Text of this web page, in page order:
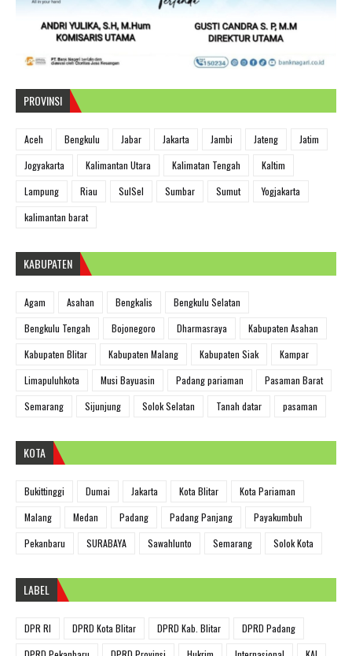
PROVINSI
Aceh Bengkulu Jabar Jakarta Jambi Jateng
Jatim
Jogyakarta
Kalimantan Utara Kalimatan Tengah
Kaltim
Lampung
Riau SulSel Sumbar Sumut
Yogjakarta
kalimantan barat
KABUPATEN
Agam Asahan Bengkalis
Bengkulu Selatan
Bengkulu Tengah
Bojonegoro Dharmasraya
Kabupaten Asahan
Kabupaten Blitar
Kabupaten Malang Kabupaten Siak
Kampar
Limapuluhkota
Musi Bayuasin Padang pariaman
Pasaman Barat
Semarang
Sijunjung Solok Selatan Tanah datar pasaman
KOTA
Bukittinggi Dumai Jakarta Kota Blitar
Kota Pariaman
Malang
Medan Padang Padang Panjang
Payakumbuh
Pekanbaru
SURABAYA Sawahlunto Semarang Solok Kota
LABEL
DPR RI DPRD Kota Blitar DPRD Kab. Blitar
DPRD Padang